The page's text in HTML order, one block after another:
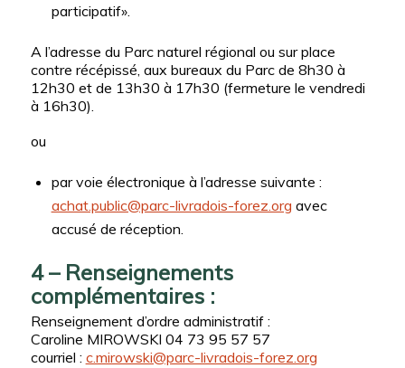
participatif».
A l’adresse du Parc naturel régional ou sur place
contre récépissé, aux bureaux du Parc de 8h30 à
12h30 et de 13h30 à 17h30 (fermeture le vendredi
à 16h30).
ou
par voie électronique à l’adresse suivante :
achat.public@parc-livradois-forez.org avec
accusé de réception.
4 – Renseignements
complémentaires :
Renseignement d’ordre administratif :
Caroline MIROWSKI 04 73 95 57 57
courriel : c.mirowski@parc-livradois-forez.org